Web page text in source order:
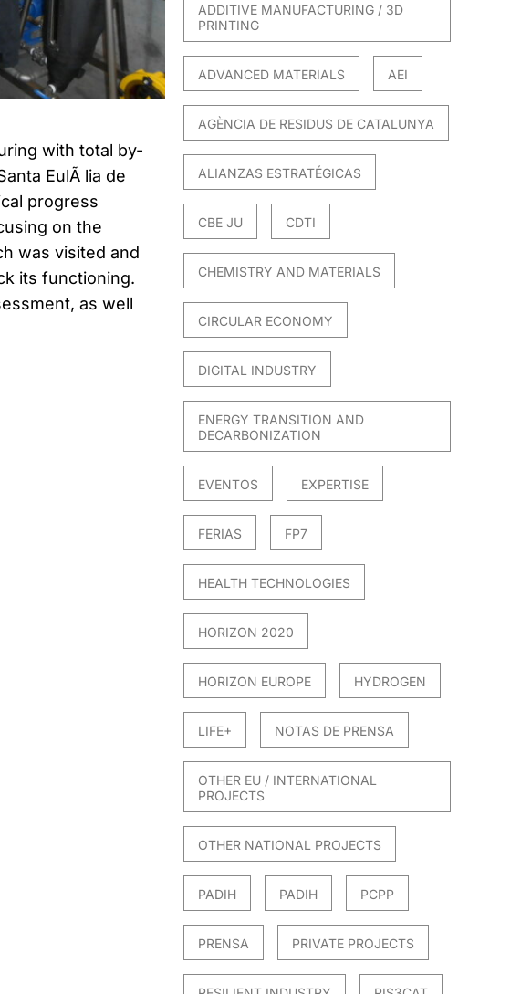
with total by-
EulÃ lia de
progress
on the
was visited and
its functioning.
as well
ADDITIVE MANUFACTURING / 3D
PRINTING
ADVANCED MATERIALS AEI
AGÈNCIA DE RESIDUS DE CATALUNYA
ALIANZAS ESTRATÉGICAS
CBE JU CDTI
CHEMISTRY AND MATERIALS
CIRCULAR ECONOMY
DIGITAL INDUSTRY
ENERGY TRANSITION AND
DECARBONIZATION
EVENTOS EXPERTISE
FERIAS FP7
HEALTH TECHNOLOGIES
HORIZON 2020
HORIZON EUROPE HYDROGEN
LIFE+ NOTAS DE PRENSA
OTHER EU / INTERNATIONAL
PROJECTS
OTHER NATIONAL PROJECTS
PADIH PADIH PCPP
PRENSA PRIVATE PROJECTS